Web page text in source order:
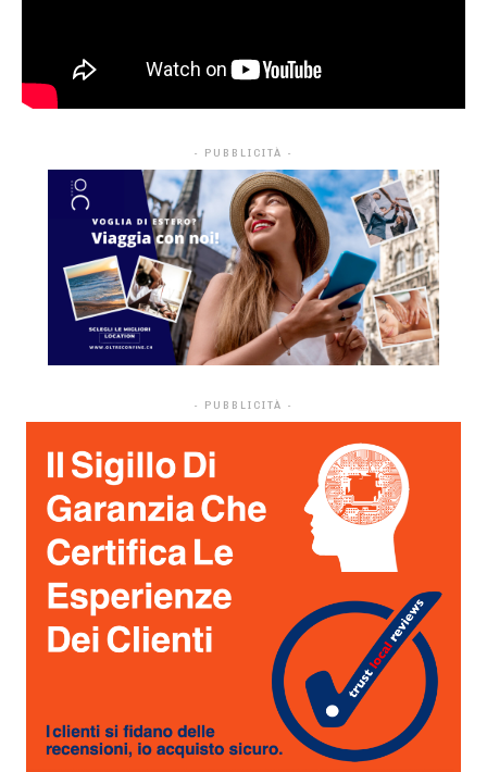
- PUBBLICITÀ -
- PUBBLICITÀ -